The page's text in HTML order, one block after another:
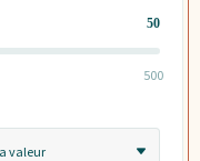
50
500
valeur